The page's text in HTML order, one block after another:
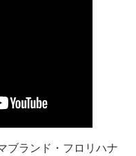
ブランド・フロリハナ